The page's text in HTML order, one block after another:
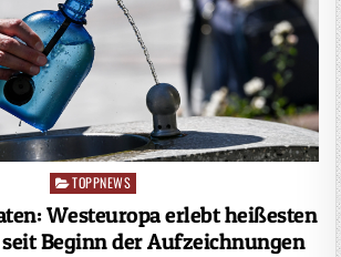
Posted
in
TOPPNEWS
Westeuropa erlebt heißesten
Beginn der Aufzeichnungen